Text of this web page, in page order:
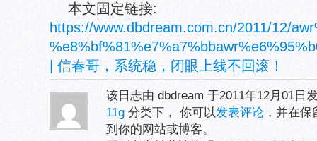
本文固定链接:
https://www.dbdream.com.cn/2011/12/
| 信春哥，系统稳，闭眼上线不回滚！
该日志由 dbdream 于2011年12月01日
11g 分类下， 你可以发表评论 ，并在保
到你的网站或博客。